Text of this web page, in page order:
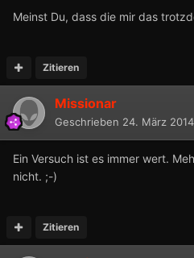
Meinst Du, dass die mir das
Zitieren
Missionar
Geschrieben 24. März 2014
Ein Versuch ist es immer wert.
nicht. ;-)
Zitieren